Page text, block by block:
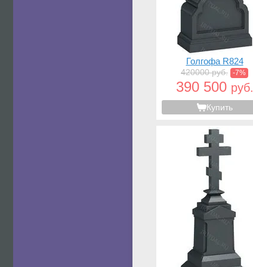
Голгофа R824
420000 руб. -7%
390 500 руб.
Купить